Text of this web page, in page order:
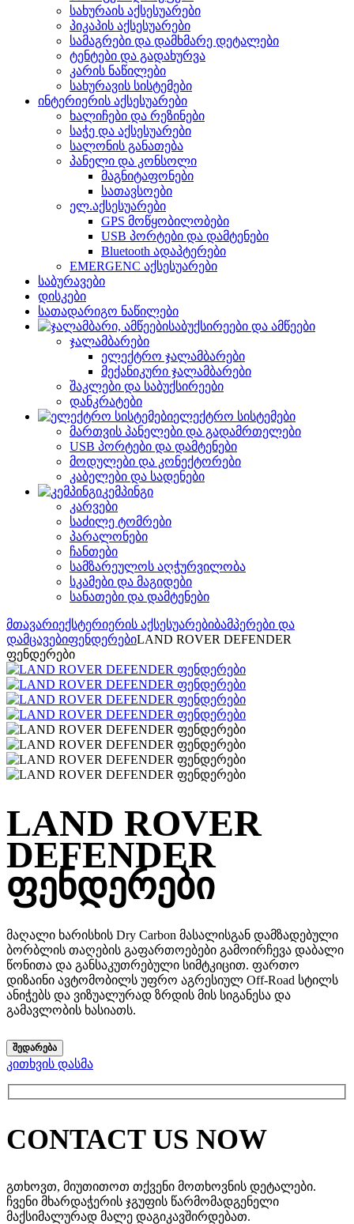
სახურაის აქსესუარები
პიკაპის აქსესუარები
სამაგრები და დამხმარე დეტალები
ტენტები და გადახურვა
კარის ნაწილები
სახურავის სისტემები
ინტერიერის აქსესუარები
ხალიჩები და რეზინები
საჭე და აქსესუარები
სალონის განათება
პანელი და კონსოლი
მაგნიტაფონები
სათავსოები
ელ.აქსესუარები
GPS მოწყობილობები
USB პორტები და დამტენები
Bluetooth ადაპტერები
EMERGENC აქსესუარები
საბურავები
დისკები
სათადარიგო ნაწილები
საბუქსირეები და ამწეები
ჯალამბარები
ელექტრო ჯალამბარები
მექანიკური ჯალამბარები
შაკლები და საბუქსირეები
დანკრატები
ელექტრო სისტემები
მართვის პანელები და გადამრთელები
USB პორტები და დამტენები
მოდულები და კონექტორები
კაბელები და სადენები
კემპინგი
კარვები
საძილე ტომრები
პარალონები
ჩანთები
სამზარეულოს აღჭურვილობა
სკამები და მაგიდები
სანათები და დამტენები
მთავარიექსტერიერის აქსესუარებიბამპერები და
დამცავებიფენდერებიLAND ROVER DEFENDER
ფენდერები
LAND ROVER
DEFENDER
ფენდერები
მაღალი ხარისხის Dry Carbon მასალისგან დამზადებული
ბორბლის თაღების გაფართოებები გამოირჩევა დაბალი
წონითა და განსაკუთრებული სიმტკიცით. ფართო
დიზაინი ავტომობილს უფრო აგრესიულ Off-Road სტილს
ანიჭებს და ვიზუალურად ზრდის მის სიგანესა და
გამავლობის ხასიათს.
ᲨᲔᲓᲐᲠᲔᲑᲐ
კითხვის დასმა
CONTACT US NOW
გთხოვთ, მიუთითოთ თქვენი მოთხოვნის დეტალები.
ჩვენი მხარდაჭერის ჯგუფის წარმომადგენელი
მაქსიმალურად მალე დაგიკავშირდებათ.